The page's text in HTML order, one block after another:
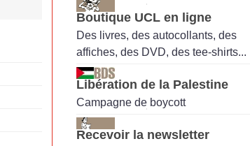
Boutique UCL en ligne
Des livres, des autocollants, des
affiches, des DVD, des tee-shirts...
Libération de la Palestine
Campagne de boycott
Recevoir la newsletter